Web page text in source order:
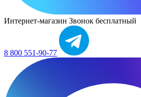
Интернет-магазин Звонок бесплатный
8 800 551-90-77